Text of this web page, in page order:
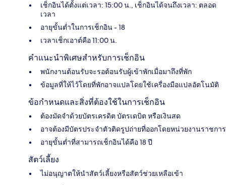
เช็กอินได้ตั้งแต่เวลา: 15:00 น., เช็กอินได้จนถึงเวลา: ตลอด
เวลา
อายุขั้นต่ำในการเช็กอิน - 18
เวลาเช็กเอาต์คือ 11:00 น.
คำแนะนำพิเศษสำหรับการเช็กอิน
พนักงานต้อนรับจะรอต้อนรับผู้เข้าพักเมื่อมาถึงที่พัก
ข้อมูลที่ให้ไว้โดยที่พักอาจแปลโดยใช้เครื่องมือแปลอัตโนมัติ
ข้อกำหนดและสิ่งที่ต้องใช้ในการเช็กอิน
ต้องมัดจำด้วยบัตรเครดิต บัตรเดบิต หรือเงินสด
อาจต้องมีบัตรประจำตัวติดรูปถ่ายที่ออกโดยหน่วยงานราชการ
อายุขั้นต่ำที่สามารถเช็กอินได้คือ 18 ปี
สัตว์เลี้ยง
ไม่อนุญาตให้นำสัตว์เลี้ยงหรือสัตว์ช่วยเหลือเข้า